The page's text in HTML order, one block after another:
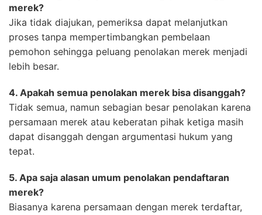
merek?
Jika tidak diajukan, pemeriksa dapat melanjutkan
proses tanpa mempertimbangkan pembelaan
pemohon sehingga peluang penolakan merek menjadi
lebih besar.
4. Apakah semua penolakan merek bisa disanggah?
Tidak semua, namun sebagian besar penolakan karena
persamaan merek atau keberatan pihak ketiga masih
dapat disanggah dengan argumentasi hukum yang
tepat.
5. Apa saja alasan umum penolakan pendaftaran
merek?
Biasanya karena persamaan dengan merek terdaftar,